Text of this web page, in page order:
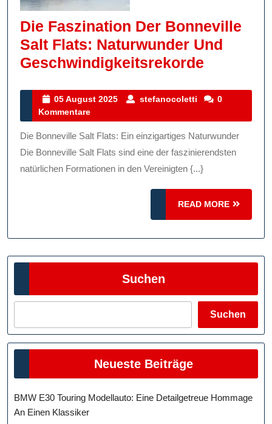
Die Faszination Der Bonneville
Salt Flats: Naturwunder Und
Geschwindigkeitsrekorde
Der
Salt
Flats:
Und
05 August 2025
05
2025
stefanocoletti stefanocoletti
0
Kommentare
Die Bonneville Salt Flats: Ein einzigartiges Naturwunder
Die Bonneville Salt Flats sind eine der faszinierendsten
natürlichen Formationen in den Vereinigten {...}
READ MORE
READ
MORE
Suchen
Suchen
Neueste Beiträge
BMW E30 Touring Modellauto: Eine Detailgetreue Hommage
An Einen Klassiker